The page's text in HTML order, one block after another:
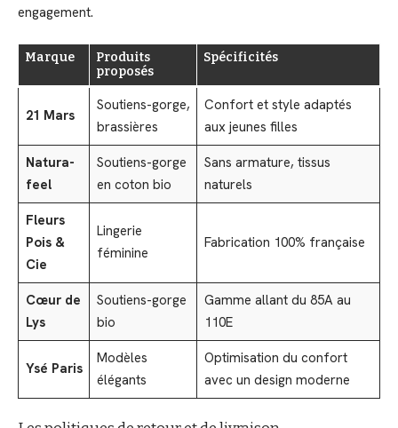
engagement.
Marque
Produits
proposés
Spécificités
21 Mars
Soutiens-gorge,
brassières
Confort et style adaptés
aux jeunes filles
Natura-
feel
Soutiens-gorge
en coton bio
Sans armature, tissus
naturels
Fleurs
Pois &
Cie
Lingerie
féminine
Fabrication 100% française
Cœur de
Lys
Soutiens-gorge
bio
Gamme allant du 85A au
110E
Ysé Paris
Modèles
élégants
Optimisation du confort
avec un design moderne